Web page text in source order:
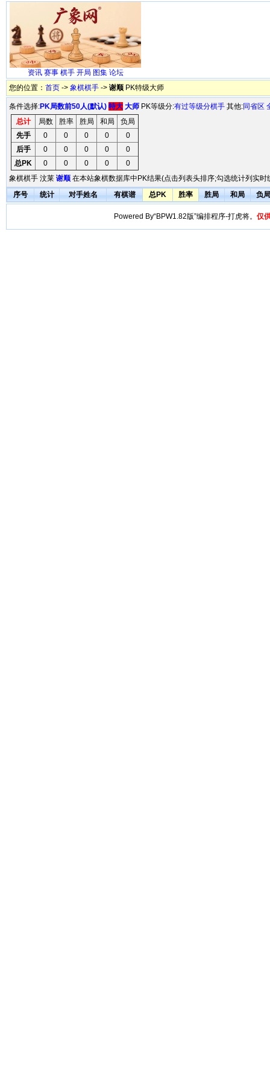
资讯 赛事 棋手 开局 图集 论坛
您的位置： 首页 -> 象棋棋手 -> 谢顺 PK特级大师
条件选择:PK局数前50人(默认) 特大 大师 PK等级分:有过等级分棋手 其他:同省区
总计
局数 胜率 胜局 和局
负局
先手
0 0 0 0
0
后手
0 0 0 0
0
总PK
0 0 0 0
0
象棋棋手 汶莱 谢顺 在本站象棋数据库中PK结果(点击列表头排序;勾选统计列实
序号
统计 对手姓名 有棋谱 总PK 胜率 胜局 和局 负局
Powered By“BPW1.82版”编排程序-打虎将。 仅